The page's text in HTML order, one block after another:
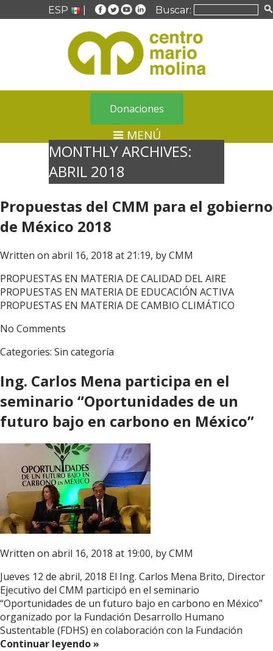
ESP Buscar:
Donaciones
MENÚ
MONTHLY ARCHIVES:
ABRIL 2018
Propuestas del CMM para el gobierno
de México 2018
Written on abril 16, 2018 at 21:19, byCMM
PROPUESTAS EN MATERIA DE CALIDAD DEL AIRE
PROPUESTAS EN MATERIA DE EDUCACIÓN ACTIVA
PROPUESTAS EN MATERIA DE CAMBIO CLIMÁTICO
No Comments
Categories: Sin categoría
Ing. Carlos Mena participa en el
seminario “Oportunidades de un
futuro bajo en carbono en México”
Written on abril 16, 2018 at 19:00, byCMM
Jueves 12 de abril, 2018 El Ing. Carlos Mena Brito, Director
Ejecutivo del CMM participó en el seminario
“Oportunidades de un futuro bajo en carbono en México”
organizado por la Fundación Desarrollo Humano
Sustentable (FDHS) en colaboración con la Fundación
Continuar leyendo »